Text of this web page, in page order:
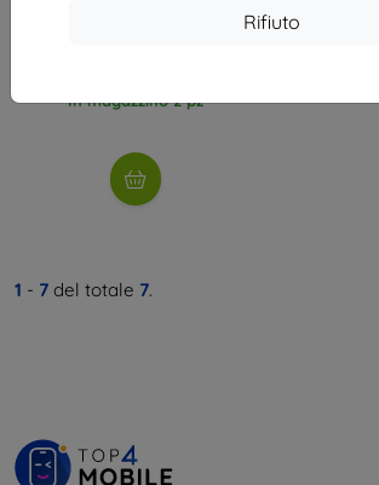
Rifiuto
lente fotocamera (38529993)
In magazzino 2 pz
1 - 7 del totale 7.